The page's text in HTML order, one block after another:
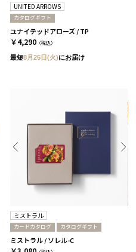
UNITED ARROWS
カタログギフト
ユナイテッドアローズ / TP
￥4,290 （税込）
最短8月25日(火)にお届け
ミストラル
カードカタログ カタログギフト
ミストラル / ソレル-C